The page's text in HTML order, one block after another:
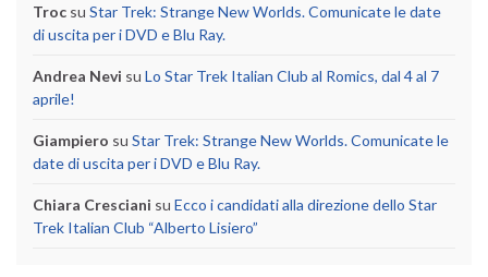
Troc su Star Trek: Strange New Worlds. Comunicate le date
di uscita per i DVD e Blu Ray.
Andrea Nevi su Lo Star Trek Italian Club al Romics, dal 4 al 7
aprile!
Giampiero su Star Trek: Strange New Worlds. Comunicate le
date di uscita per i DVD e Blu Ray.
Chiara Cresciani su Ecco i candidati alla direzione dello Star
Trek Italian Club “Alberto Lisiero”